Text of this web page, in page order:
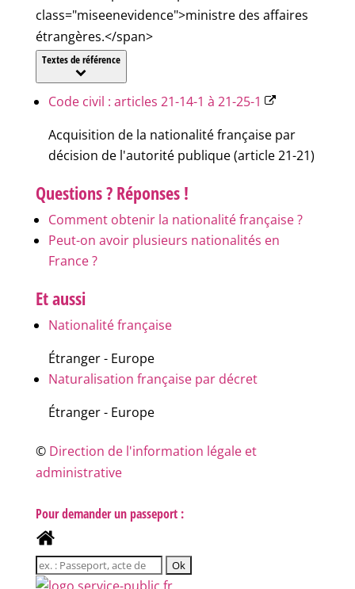
class="miseenevidence">ministre des affaires
étrangères.</span>
Textes de référence
Code civil : articles 21-14-1 à 21-25-1
Acquisition de la nationalité française par
décision de l'autorité publique (article 21-21)
Questions ? Réponses !
Comment obtenir la nationalité française ?
Peut-on avoir plusieurs nationalités en
France ?
Et aussi
Nationalité française
Étranger - Europe
Naturalisation française par décret
Étranger - Europe
© Direction de l'information légale et
administrative
Pour demander un passeport :